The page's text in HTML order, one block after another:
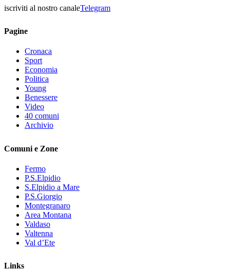
iscriviti al nostro canaleTelegram
Pagine
Cronaca
Sport
Economia
Politica
Young
Benessere
Video
40 comuni
Archivio
Comuni e Zone
Fermo
P.S.Elpidio
S.Elpidio a Mare
P.S.Giorgio
Montegranaro
Area Montana
Valdaso
Valtenna
Val d’Ete
Links